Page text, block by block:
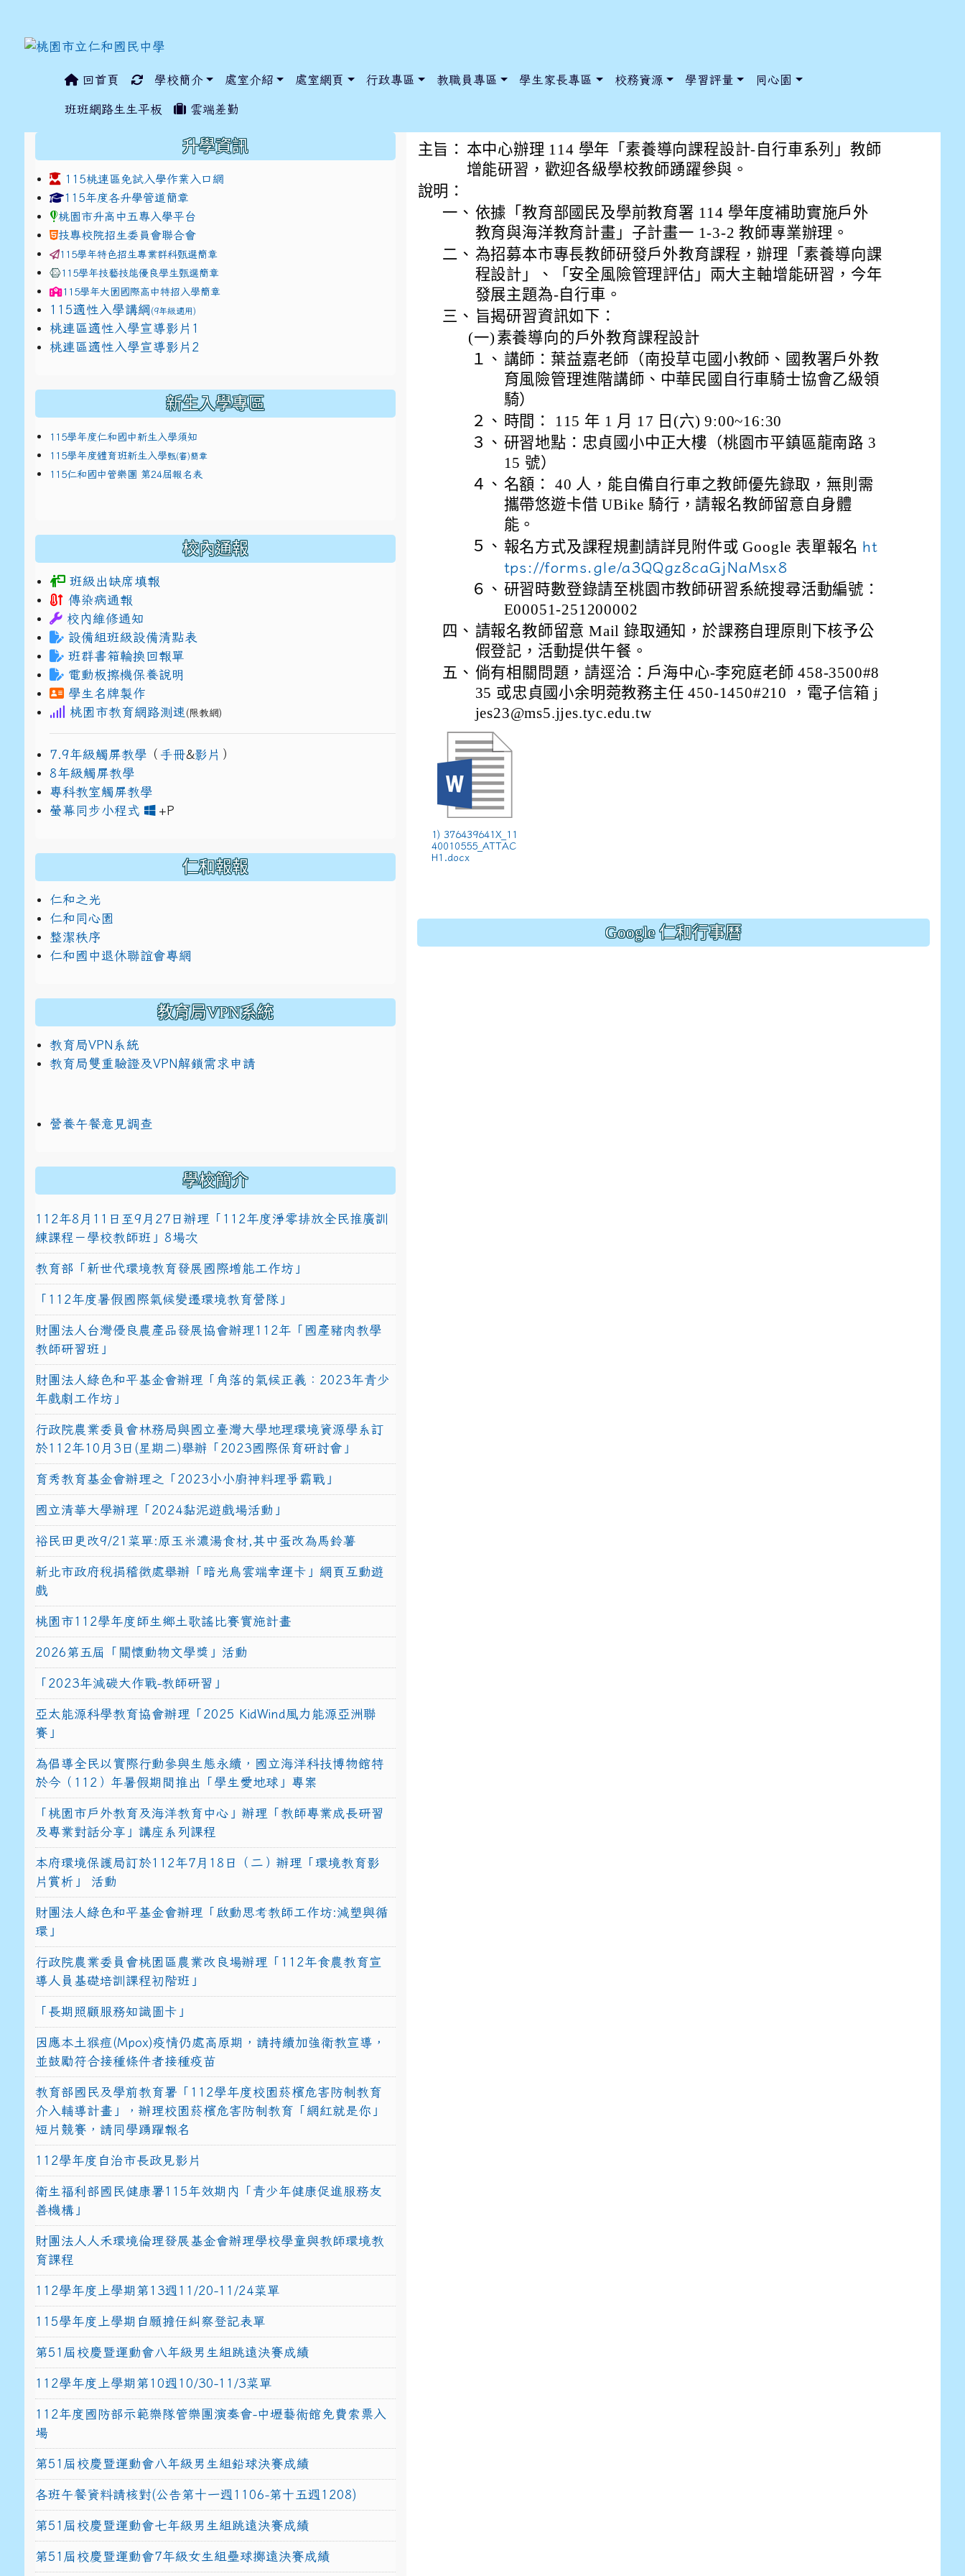
回首頁 學校簡介 處室介紹 處室網頁 行政專區 教職員專區 學生家長專區 校務資源 學習評量 同心園
班班網路生生平板 雲端差勤
「素養導向課程設計-自行車系列」教師增能研習
主旨： 本中心辦理 114 學年「素養導向課程設計-自行車系列」教師
增能研習，歡迎各級學校教師踴躍參與。
說明：
一、 依據「教育部國民及學前教育署 114 學年度補助實施戶外
教育與海洋教育計畫」子計畫一 1-3-2 教師專業辦理。
二、 為招募本市專長教師研發戶外教育課程，辦理「素養導向課
程設計」、「安全風險管理評估」兩大主軸增能研習，今年
發展主題為-自行車。
三、 旨揭研習資訊如下：
(一) 素養導向的戶外教育課程設計
１、 講師：葉益嘉老師（南投草屯國小教師、國教署戶外教
育風險管理進階講師、中華民國自行車騎士協會乙級領
騎）
２、 時間： 115 年 1 月 17 日(六) 9:00~16:30
３、 研習地點：忠貞國小中正大樓（桃園市平鎮區龍南路 3
15 號）
４、 名額： 40 人，能自備自行車之教師優先錄取，無則需
攜帶悠遊卡借 UBike 騎行，請報名教師留意自身體
能。
５、 報名方式及課程規劃請詳見附件或 Google 表單報名 ht
tps://forms.gle/a3QQgz8caGjNaMsx8
６、 研習時數登錄請至桃園市教師研習系統搜尋活動編號：
E00051-251200002
四、 請報名教師留意 Mail 錄取通知，於課務自理原則下核予公
假登記，活動提供午餐。
五、 倘有相關問題，請逕洽：戶海中心-李宛庭老師 458-3500#8
35 或忠貞國小余明菀教務主任 450-1450#210 ，電子信箱 j
jes23@ms5.jjes.tyc.edu.tw
1) 376439641X_11
40010555_ATTAC
H1.docx
Google 仁和行事曆
升學資訊
115桃連區免試入學作業入口網
link to https://www.jhjhs.tyc.edu.tw/modules/tadnews/index.php?nsn=5425
115年度各升學管道簡章link to http://tyc.entry.edu.tw/NoExamImitate_TL/NoExamImitateHome/Page/Public/ChooseSys?s=05 style=font-size: 1rem; background-
link to http://tyc.entry.edu.tw/NoExamImitate_TL/NoExamImitateHome/Page/Public/ChooseSys?s=05 style=font-size: 1rem; background-
桃園市升高中五專入學平台
技專校院招生委員會聯合會
115學年特色招生專業群科甄選簡章
115學年技藝技能優良學生甄選簡章
115學年大園國際高中特招入學簡章
115適性入學講綱 (9年級適用)
link to https://docs.google.com/presentation/d/1x3bih9gNpRNolaz0znBOn--g7OisECve/
桃連區適性入學宣導影片1
link to https://docs.google.com/presentation/d/1x3bih9gNpRNolaz0znBOn--g7OisECve/
桃連區適性入學宣導影片2 link to https://docs.go114適性入學講綱(ogle.com/presentation/d/
新生入學專區
115學年度仁和國中新生入學須知
115學年度體育班新生入學甄(審)簡章
115仁和國中管樂團 第24屆報名表
校內通報
班級出缺席填報
傳染病通報
校內維修通知
設備組班級設備清點表
班群書箱輪換回報單
電動板擦機保養說明
學生名牌製作
桃園市教育網路測速 (限教網)
7.9年級觸屏教學 （ 手冊&影片 ）
8年級觸屏教學
專科教室觸屏教學
螢幕同步小程式
+Plink to https://www.jhjhs.tyc.edu.tw/uploads/tad_blocks/file/
link to https://drive.google.com/file/d/1DRAbt49kEePJ5_zYCA1AuLinl3dysZ_8/view?usp=sharing
仁和報報
仁和之光
仁和同心園
整潔秩序
仁和國中退休聯誼會專網
教育局VPN系統
教育局VPN系統
教育局雙重驗證及VPN解鎖需求申請
營養午餐意見調查
學校簡介
112年8月11日至9月27日辦理「112年度淨零排放全民推廣訓
練課程－學校教師班」8場次
教育部「新世代環境教育發展國際增能工作坊」
「112年度暑假國際氣候變遷環境教育營隊」
財團法人台灣優良農產品發展協會辦理112年「國產豬肉教學
教師研習班」
財團法人綠色和平基金會辦理「角落的氣候正義：2023年青少
年戲劇工作坊」
行政院農業委員會林務局與國立臺灣大學地理環境資源學系訂
於112年10月3日(星期二)舉辦「2023國際保育研討會」
育秀教育基金會辦理之「2023小小廚神料理爭霸戰」
國立清華大學辦理「2024黏泥遊戲場活動」
裕民田更改9/21菜單:原玉米濃湯食材,其中蛋改為馬鈴薯
新北市政府稅捐稽徵處舉辦「暗光鳥雲端幸運卡」網頁互動遊
戲
桃園市112學年度師生鄉土歌謠比賽實施計畫
2026第五屆「關懷動物文學獎」活動
「2023年減碳大作戰-教師研習」
亞太能源科學教育協會辦理「2025 KidWind風力能源亞洲聯
賽」
為倡導全民以實際行動參與生態永續，國立海洋科技博物館特
於今（112）年暑假期間推出「學生愛地球」專案
「桃園市戶外教育及海洋教育中心」辦理「教師專業成長研習
及專業對話分享」講座系列課程
本府環境保護局訂於112年7月18日（二）辦理「環境教育影
片賞析」 活動
財團法人綠色和平基金會辦理「啟動思考教師工作坊:減塑與循
環」
行政院農業委員會桃園區農業改良場辦理「112年食農教育宣
導人員基礎培訓課程初階班」
「長期照顧服務知識圖卡」
因應本土猴痘(Mpox)疫情仍處高原期，請持續加強衛教宣導，
並鼓勵符合接種條件者接種疫苗
教育部國民及學前教育署「112學年度校園菸檳危害防制教育
介入輔導計畫」，辦理校園菸檳危害防制教育「網紅就是你」
短片競賽，請同學踴躍報名
112學年度自治市長政見影片
衛生福利部國民健康署115年效期內「青少年健康促進服務友
善機構」
財團法人人禾環境倫理發展基金會辦理學校學童與教師環境教
育課程
112學年度上學期第13週11/20-11/24菜單
115學年度上學期自願擔任糾察登記表單
第51屆校慶暨運動會八年級男生組跳遠決賽成績
112學年度上學期第10週10/30-11/3菜單
112年度國防部示範樂隊管樂團演奏會-中壢藝術館免費索票入
場
第51屆校慶暨運動會八年級男生組鉛球決賽成績
各班午餐資料請核對(公告第十一週1106-第十五週1208)
第51屆校慶暨運動會七年級男生組跳遠決賽成績
第51屆校慶暨運動會7年級女生組壘球擲遠決賽成績